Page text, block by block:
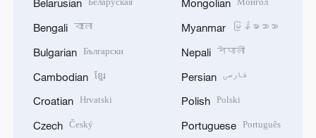
Belarusian
Bengali বাংলা
Bulgarian Български
Cambodian ខ្មែរ
Croatian Hrvatski
Czech Český
Mongolian
Myanmar မြန်မာဘာသာ
Nepali नेपाली
Persian فارسی
Polish Polski
Portuguese Português